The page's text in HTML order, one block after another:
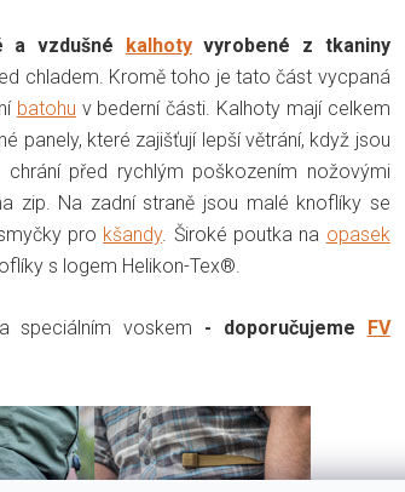
a vzdušné kalhotyvyrobené z tkaniny
chladem. Kromě toho je tato část vycpaná
batohu v bederní části. Kalhoty mají celkem
panely, které zajišťují lepší větrání, když jsou
před rychlým poškozením nožovými
zip. Na zadní straně jsou malé knoflíky se
pro kšandy. Široké poutka na opasek
s logem Helikon-Tex®.
speciálním voskem - doporučujeme
FV